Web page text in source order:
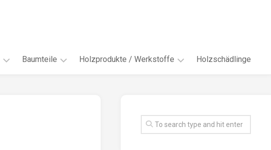
Baumteile Holzprodukte / Werkstoffe
Faserwerkstoffe
Holzschädlinge